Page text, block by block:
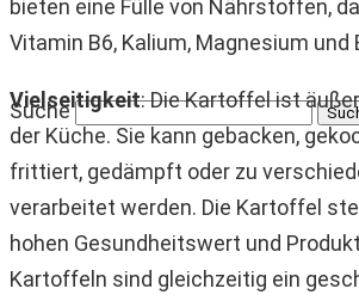
Suche
bieten eine Fülle von Nährstoffen,
Vitamin B6, Kalium, Magnesium und
Vielseitigkeit: Die Kartoffel ist
der Küche. Sie kann gebacken,
frittiert, gedämpft oder zu
verarbeitet werden. Die Kartoffel
hohen Gesundheitswert und
Kartoffeln sind gleichzeitig ein